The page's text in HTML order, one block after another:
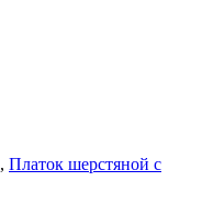
, Платок шерстяной с